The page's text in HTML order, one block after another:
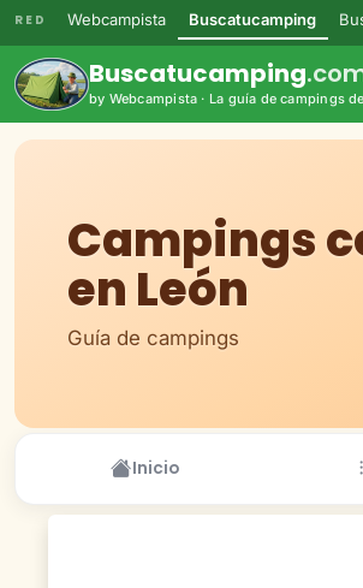
RED Webcampista Buscatucamping
Buscatucamping
by Webcampista · La guía de campings
Campings
en León
Guía de campings
Inicio